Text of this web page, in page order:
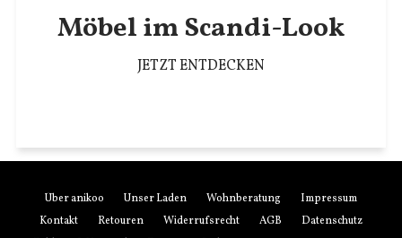
Möbel im Scandi-Look
JETZT ENTDECKEN
Über anikoo Unser Laden Wohnberatung
Impressum
Kontakt
Retouren Widerrufsrecht AGB
Datenschutz